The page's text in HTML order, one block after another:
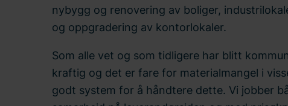
nybygg og renovering av boliger,
og oppgradering av kontorlokaler.
Som alle vet og som tidligere har blitt
kraftig og det er fare for materialmangel i
godt system for å håndtere dette. Vi jobber